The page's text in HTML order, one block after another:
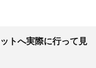
トへ実際に行って見